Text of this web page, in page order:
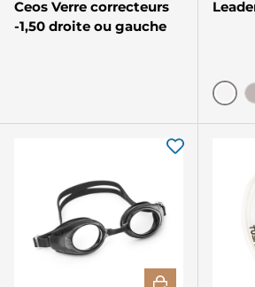
Ceos Verre correcteurs
-1,50 droite ou gauche
Clair
CHOISIR LES